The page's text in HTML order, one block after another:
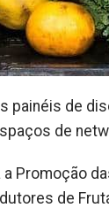
painéis de
de
Promoção
de